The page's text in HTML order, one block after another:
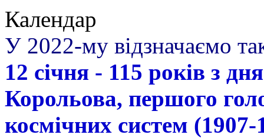
Календар
У 2022-му відзначаємо
12 січня - 115 років з
Корольова, першого
космічних систем (1907-